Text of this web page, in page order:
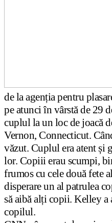
de la agenția pentru
pe atunci în vârstă de 29
cuplul la un loc de joacă
Vernon, Connecticut.
văzut. Cuplul era atent și
lor. Copiii erau scumpi,
frumos cu cele două fete
disperare un al patrulea
să aibă alți copii. Kelley a
copilul.